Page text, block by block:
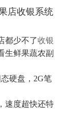
都少不了收银
生鲜果蔬农副
硬盘，2G笔
速度超快还特